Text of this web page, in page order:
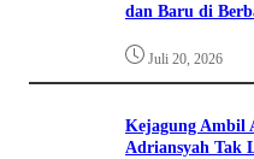
dan Baru di
Juli 20, 2026
Kejagung Ambil
Adriansyah Tak